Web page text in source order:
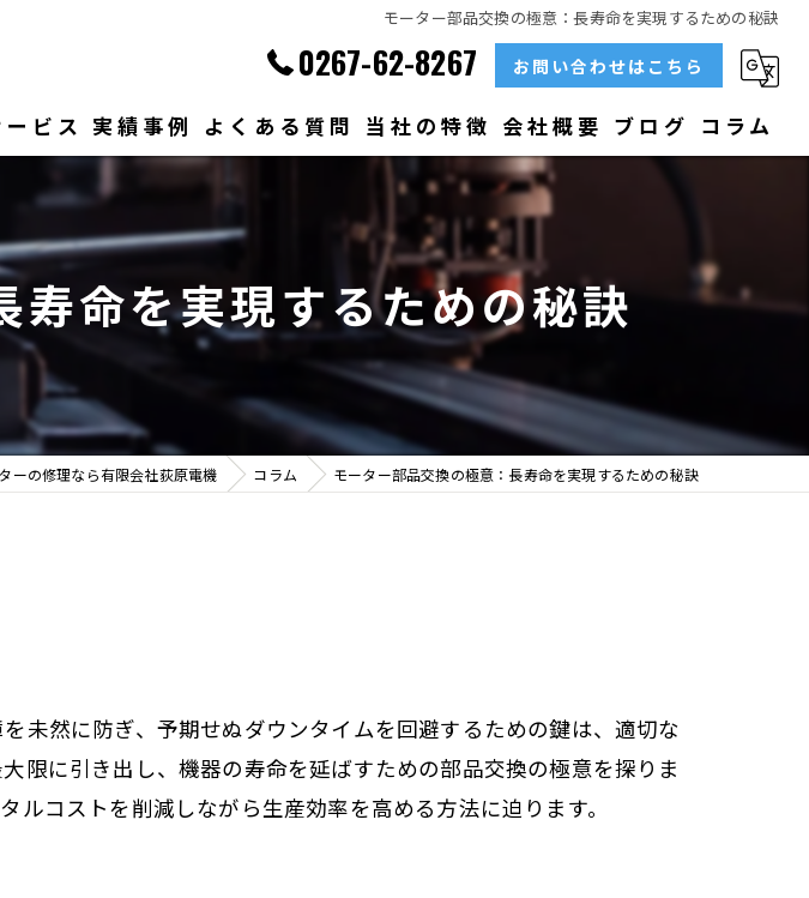
モーター部品交換の極意：長寿命を実現するための秘訣
0267-62-8267 お問い合わせはこちら
ービス 実績事例 よくある質問 当社の特徴
ベアリング
大型
メンテナンス
販売
会社概要 ブログ コラム
寿命を実現するための秘訣
ーの修理なら有限会社荻原電機 コラム モーター部品交換の極意：長寿命を実現するための秘訣
未然に防ぎ、予期せぬダウンタイムを回避するための鍵は、適切な
限に引き出し、機器の寿命を延ばすための部品交換の極意を探りま
コストを削減しながら生産効率を高める方法に迫ります。